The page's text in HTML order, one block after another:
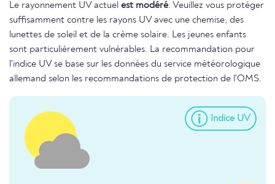
Le rayonnement UV actuel est modéré. Veuillez vous protéger
suffisamment contre les rayons UV avec une chemise, des
lunettes de soleil et de la crème solaire. Les jeunes enfants
sont particulièrement vulnérables. La recommandation pour
l'indice UV se base sur les données du service météorologique
allemand selon les recommandations de protection de l'OMS.
Indice UV